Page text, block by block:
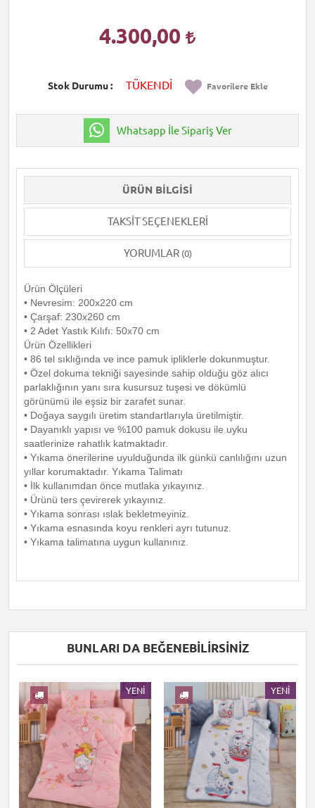
4.300,00
Stok Durumu TÜKENDİ Favorilere Ekle
Whatsapp İle Sipariş Ver
ÜRÜN BILGISI
TAKSIT SEÇENEKLERI
YORUMLAR (0)
Ürün Ölçüleri
• Nevresim: 200x220 cm
• Çarşaf: 230x260 cm
• 2 Adet Yastık Kılıfı: 50x70 cm
Ürün Özellikleri
• 86 tel sıklığında ve ince pamuk ipliklerle dokunmuştur.
• Özel dokuma tekniği sayesinde sahip olduğu göz alıcı
parlaklığının yanı sıra kusursuz tuşesi ve dökümlü
görünümü ile eşsiz bir zarafet sunar.
• Doğaya saygılı üretim standartlarıyla üretilmiştir.
• Dayanıklı yapısı ve %100 pamuk dokusu ile uyku
saatlerinize rahatlık katmaktadır.
• Yıkama önerilerine uyulduğunda ilk günkü canlılığını uzun
yıllar korumaktadır. Yıkama Talimatı
• İlk kullanımdan önce mutlaka yıkayınız.
• Ürünü ters çevirerek yıkayınız.
• Yıkama sonrası ıslak bekletmeyiniz.
• Yıkama esnasında koyu renkleri ayrı tutunuz.
• Yıkama talimatına uygun kullanınız.
BUNLARI DA BEĞENEBILIRSINIZ
YENI YENI